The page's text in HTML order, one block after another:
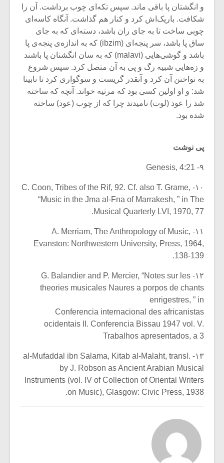
و انگشتان پا باقی ماند. سپس تکه‌ای چوب برداشت. آن را
شکافت. باریک‌اش کرد و کنار هم گذاشت. آنگاه کاسه‌ای
چوبی ساخت تا به جای ران باشد، دسته‌ای که به جای
ساق پا باشد، سر پنجه‌ای (ibzim) که به اندازه‌ی پنجه‌ی پا
باشد و گوشی‌هایی (malavi) که به سان انگشتان پا باشند
و زه‌هایی شبیه رگ و پی به آن متصل کرد. سپس شروع
به نواختن آن کرد و آنقدر گریست و سوگواری کرد تا نابینا
شد: و او اولین کسی بود که مرثیه خواند. آنچه که ساخته
شد را عود (لوت) نامیدند چرا که از چوب (عود) ساخته
شده بود.
پی نوشت
۹- Genesis, 4:21
۱۰- C. Coon, Tribes of the Rif, 92. Cf. also T. Grame,
“Music in the Jma al-Fna of Marrakesh, ” in The
Musical Quarterly LVI, 1970, 77.
۱۱- A. Merriam, The Anthropology of Music,
Evanston: Northwestern University, Press, 1964,
138-139.
۱۲- G. Balandier and P. Mercier, “Notes sur les
theories musicales Naures a porpos de chants
enrigestres, ” in
Conferencia internacional des africanistas
ocidentais II. Conferencia Bissau 1947 vol. V.
Trabalhos apresentados, a 3
۱۳- al-Mufaddal ibn Salama, Kitab al-Malaht, transl.
by J. Robson as Ancient Arabian Musical
Instruments (vol. IV of Collection of Oriental Writers
on Music), Glasgow: Civic Press, 1938.